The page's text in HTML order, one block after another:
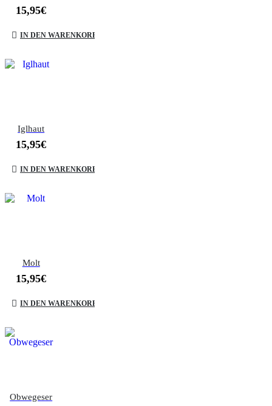
15,95€
IN DEN WARENKORB
Iglhaut
15,95€
IN DEN WARENKORB
Molt
15,95€
IN DEN WARENKORB
Obwegeser